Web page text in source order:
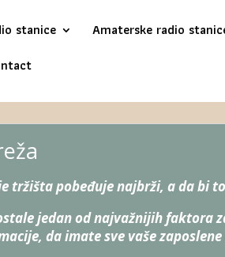
stanice Amaterske radio
tržišta pobeđuje najbrži, a da bi
jedan od najvažnijih faktora
da imate sve vaše